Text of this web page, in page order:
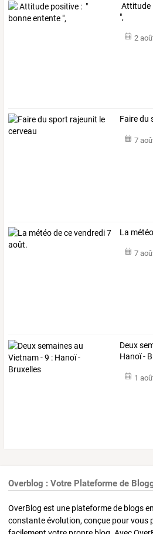
Attitude
",
2
Faire du
7
La
7
Deux
Hanoï -
1
Overblog : Votre Plateforme de
OverBlog est une plateforme de blogs
constante évolution, conçue pour vous